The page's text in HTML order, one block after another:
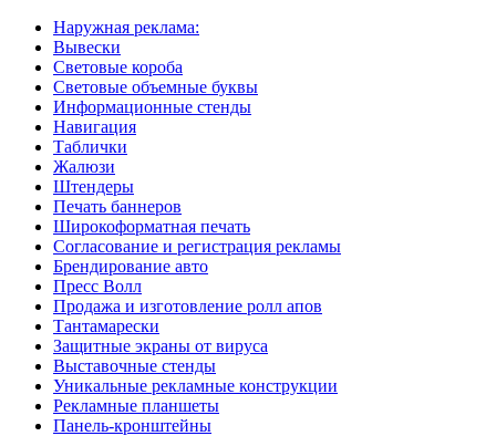
Наружная реклама:
Вывески
Световые короба
Световые объемные буквы
Информационные стенды
Навигация
Таблички
Жалюзи
Штендеры
Печать баннеров
Широкоформатная печать
Согласование и регистрация рекламы
Брендирование авто
Пресс Волл
Продажа и изготовление ролл апов
Тантамарески
Защитные экраны от вируса
Выставочные стенды
Уникальные рекламные конструкции
Рекламные планшеты
Панель-кронштейны